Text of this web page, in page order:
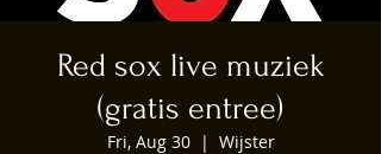
Red sox live muziek
(gratis entree)
Fri, Aug 30
  |
Wijster